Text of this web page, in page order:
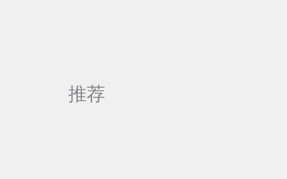
推荐